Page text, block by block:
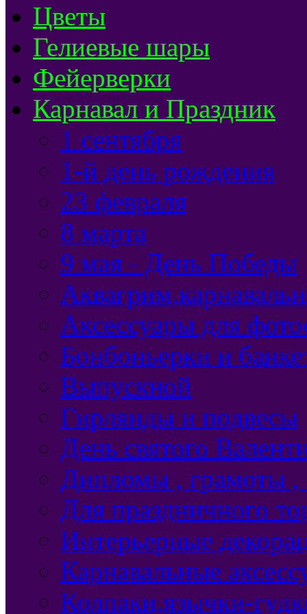
Цветы
Гелиевые шары
Фейерверки
Карнавал и Праздник
1 сентября
1-й день рождения
23 февраля
8 марта
9 мая - День Победы
Аксессуары для
Бонбоньерки и
Выпускной
Гирлянды и подвесы
День святого
Дипломы , грамоты ,
Для праздничного
Интерьерные
Карнавальные
Колпаки,язычки-